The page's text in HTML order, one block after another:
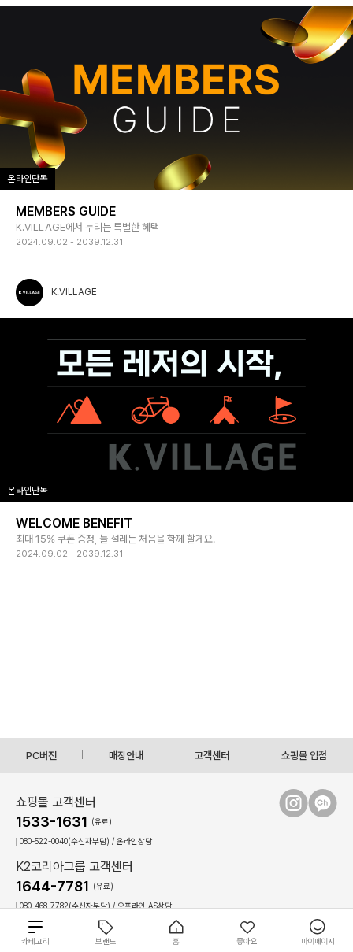
온라인단독
MEMBERS GUIDE
K.VILLAGE에서 누리는 특별한 혜택
2024.09.02 - 2039.12.31
K.VILLAGE
온라인단독
WELCOME BENEFIT
최대 15% 쿠폰 증정, 늘 설레는 처음을 함께 할게요.
2024.09.02 - 2039.12.31
PC버전 매장안내 고객센터 쇼핑몰 입점
쇼핑몰 고객센터
1533-1631 (유료)
080-522-0040(수신자부담) / 온라인상담
K2코리아그룹 고객센터
1644-7781 (유료)
080-468-7782(수신자부담) / 오프라인,AS상담
상담시간 : 09:00 ~ 17:30(토,일, 공휴일 휴무)
점심시간 : 12:30 ~ 13:30(상담불가)
카테고리 브랜드 홈 좋아요 마이페이지